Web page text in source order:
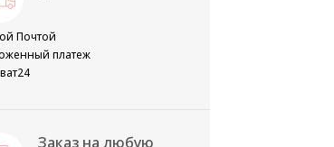
Почтой
платеж
Заказ на любую